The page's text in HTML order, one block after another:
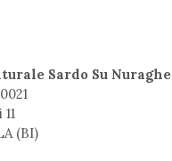
Sardo Su Nuraghe
(BI)